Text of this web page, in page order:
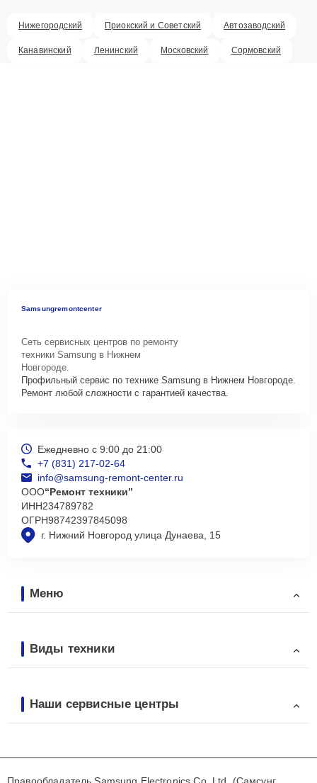
Нижегородский Приокский и Советский Автозаводский
Канавинский Ленинский Московский Сормовский
Samsungremontcenter
Сеть сервисных центров по ремонту
техники Samsung в Нижнем
Новгороде.
Профильный сервис по технике Samsung в Нижнем Новгороде.
Ремонт любой сложности с гарантией качества.
г. Нижний Новгород улица Дунаева, 15
Ежедневно с 9:00 до 21:00
+7 (831) 217-02-64
info@samsung-remont-center.ru
ООО“Ремонт техники”
ИНН234789782
ОГРН98742397845098
Меню
Виды техники
Наши сервисные центры